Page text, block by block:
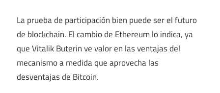
La prueba de participación bien puede ser el futuro
de blockchain. El cambio de Ethereum lo indica, ya
que Vitalik Buterin ve valor en las ventajas del
mecanismo a medida que aprovecha las
desventajas de Bitcoin.